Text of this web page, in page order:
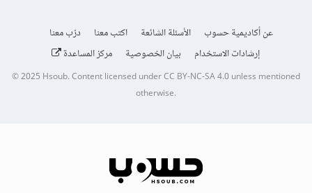
عن أكاديمية حسوب الأسئلة الشائعة اكتب معنا
درّب معنا
إرشادات الاستخدام
بيان الخصوصية مركز المساعدة
© 2025Hsoub.Content licensed underCC BY-NC-SA 4.0unless mentioned
otherwise.